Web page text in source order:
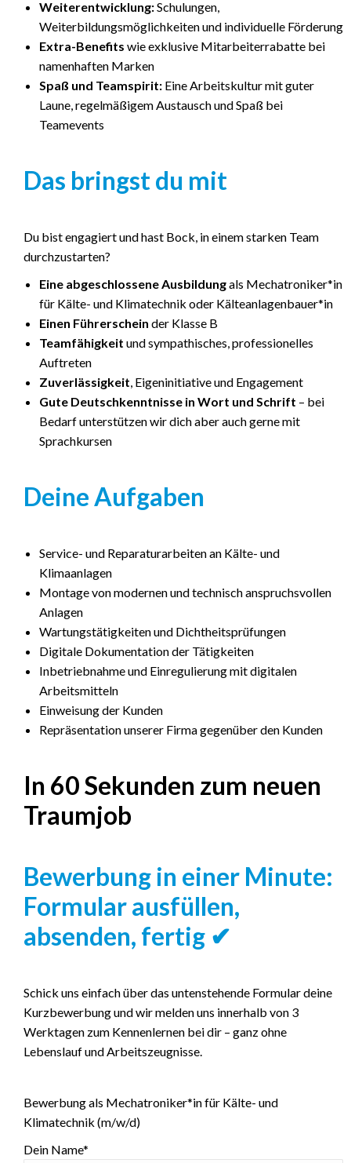
Weiterentwicklung:Schulungen,
Weiterbildungsmöglichkeiten und individuelle Förderung
Extra-Benefits wie exklusive Mitarbeiterrabatte bei
namenhaften Marken
Spaß und Teamspirit: Eine Arbeitskultur mit guter
Laune, regelmäßigem Austausch und Spaß bei
Teamevents
Das bringst du mit
Du bist engagiert und hast Bock, in einem starken Team
durchzustarten?
Eine abgeschlossene Ausbildungals Mechatroniker*in
für Kälte- und Klimatechnik oder Kälteanlagenbauer*in
Einen Führerschein der Klasse B
Teamfähigkeit und sympathisches, professionelles
Auftreten
Zuverlässigkeit, Eigeninitiative und Engagement
Gute Deutschkenntnisse in Wort und Schrift – bei
Bedarf unterstützen wir dich aber auch gerne mit
Sprachkursen
Deine Aufgaben
Service- und Reparaturarbeiten an Kälte- und
Klimaanlagen
Montage von modernen und technisch anspruchsvollen
Anlagen
Wartungstätigkeiten und Dichtheitsprüfungen
Digitale Dokumentation der Tätigkeiten
Inbetriebnahme und Einregulierung mit digitalen
Arbeitsmitteln
Einweisung der Kunden
Repräsentation unserer Firma gegenüber den Kunden
In 60 Sekunden zum neuen
Traumjob
Bewerbung in einer Minute:
Formular ausfüllen,
absenden, fertig ✔
Schick uns einfach über das untenstehende Formular deine
Kurzbewerbung und wir melden uns innerhalb von 3
Werktagen zum Kennenlernen bei dir – ganz ohne
Lebenslauf und Arbeitszeugnisse.
Bewerbung als Mechatroniker*in für Kälte- und
Klimatechnik (m/w/d)
Dein Name*